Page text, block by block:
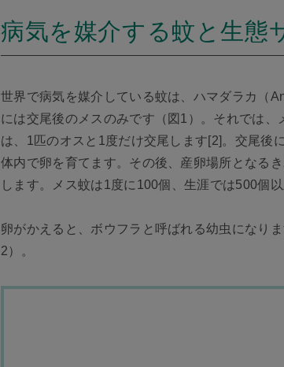
病気を媒介する蚊と生態
世界で病気を媒介している蚊は、ハマダラカ（
には交尾後のメスのみです（図1）。それでは
は、1匹のオスと1度だけ交尾します[2]。交尾後
体内で卵を育てます。その後、産卵場所となる
します。メス蚊は1度に100個、生涯では500個以
卵がかえると、ボウフラと呼ばれる幼虫になり
2）。